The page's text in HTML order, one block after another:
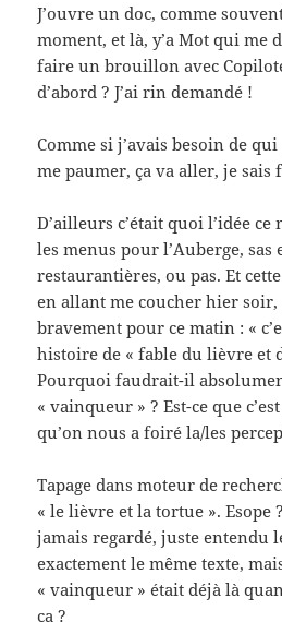
J’ouvre un doc, comme
moment, et là, y’a Mot qui me
faire un brouillon avec
d’abord ? J’ai rin demandé !
Comme si j’avais besoin de
me paumer, ça va aller, je sais
D’ailleurs c’était quoi l’idée
les menus pour l’Auberge, sas
restaurantières, ou pas. Et
en allant me coucher hier soir,
bravement pour ce matin : «
histoire de « fable du lièvre et
Pourquoi faudrait-il
« vainqueur » ? Est-ce que
qu’on nous a foiré la/les
Tapage dans moteur de
« le lièvre et la tortue ». Esope
jamais regardé, juste entendu
exactement le même texte,
« vainqueur » était déjà là
ça ?